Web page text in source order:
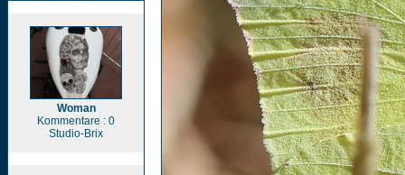
Woman
Kommentare : 0
Studio-Brix